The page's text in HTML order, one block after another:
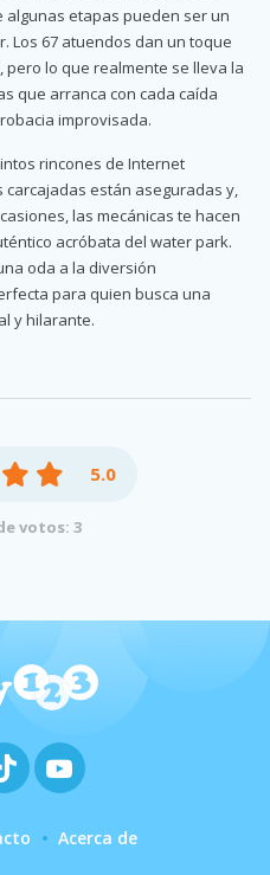
algunas etapas pueden ser un
Los 67 atuendos dan un toque
pero lo que realmente se lleva la
que arranca con cada caída
improvisada.
rincones de Internet
carcajadas están aseguradas y,
las mecánicas te hacen
acróbata del water park.
oda a la diversión
para quien busca una
y hilarante.
5.0
votos: 3
Acerca de